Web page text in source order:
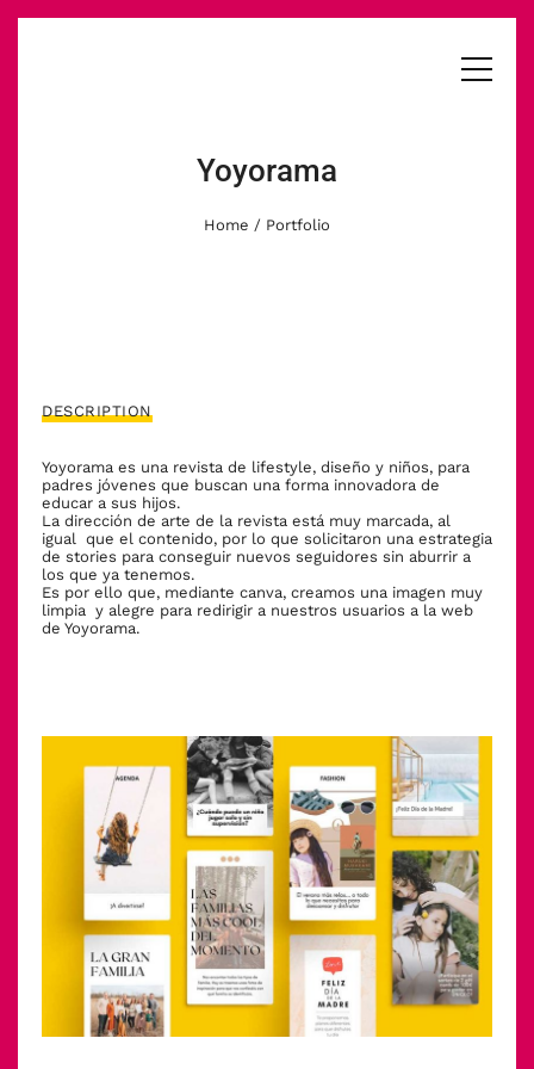
Yoyorama
Home / Portfolio
DESCRIPTION
Yoyorama es una revista de lifestyle, diseño y niños, para
padres jóvenes que buscan una forma innovadora de
educar a sus hijos.
La dirección de arte de la revista está muy marcada, al
igual que el contenido, por lo que solicitaron una estrategia
de stories para conseguir nuevos seguidores sin aburrir a
los que ya tenemos.
Es por ello que, mediante canva, creamos una imagen muy
limpia y alegre para redirigir a nuestros usuarios a la web
de Yoyorama.